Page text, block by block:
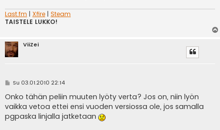
Last.fm | Xfire | Steam
TAISTELE LUKKO!
ViiZei
V
e
s
t
i
Su 03.01.2010 22:14
Onko tähän peliin muuten lyöty verta? Jos on, niin lyön
vaikka vetoa ettei ensi vuoden versiossa ole, jos samalla
pgpaska linjalla jatketaan